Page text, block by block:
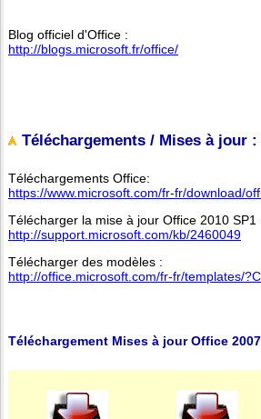
Blog officiel d'Office :
http://blogs.microsoft.fr/office/
Téléchargements / Mises à jour :
Téléchargements Office:
https://www.microsoft.com/fr-fr/download/
Télécharger la mise à jour Office 2010 SP1
http://support.microsoft.com/kb/2460049
Télécharger des modèles :
http://office.microsoft.com/fr-fr/templates/
Téléchargement Mises à jour Office